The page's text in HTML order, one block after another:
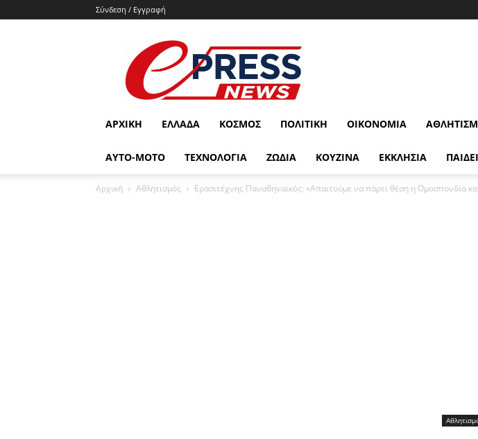
Σύνδεση / Εγγραφή
e-
press.gr
ΑΡΧΙΚΉ ΕΛΛΆΔΑ ΚΌΣΜΟΣ ΠΟΛΙΤΙΚΉ ΟΙΚΟΝΟΜΊΑ
ΑΥΤΟ-ΜΟΤΟ ΤΕΧΝΟΛΟΓΙΑ ΖΩΔΙΑ ΚΟΥΖΙΝΑ ΕΚΚΛΗΣΙΑ
Αρχική Αθλητισμός Ερασιτέχνης Παναθηναϊκός: «Απαιτούμε να πάρει θέση η Ομοσπονδία